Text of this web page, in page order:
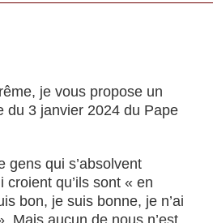
je vous propose un
du 3 janvier 2024 du Pape
gens qui s’absolvent
qu’ils sont « en
bon, je suis bonne, je n’ai
Mais aucun de nous n’est